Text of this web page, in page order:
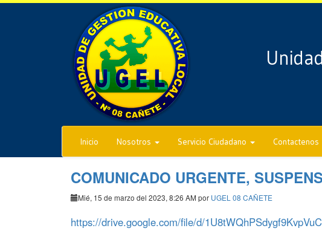
Inicio Nosotros Servicio Ciudadano Contactenos
COMUNICADO URGENTE,
Mié, 15 de marzo del 2023, 8:26 AM por UGEL 08 CAÑETE
https://drive.google.com/file/d/